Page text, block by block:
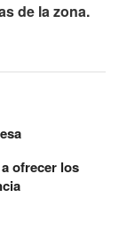
de la zona.
ofrecer los